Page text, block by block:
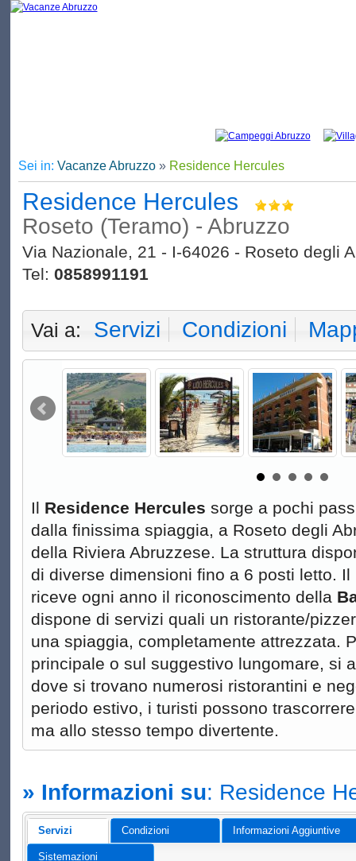
Sei in: Vacanze Abruzzo» Residence Hercules
Residence Hercules
Roseto (Teramo) - Abruzzo
Via Nazionale, 21 - I-64026 - Roseto degli
Tel: 0858991191
Vai a: Servizi Condizioni
Il Residence Hercules sorge a pochi
dalla finissima spiaggia, a Roseto degli
della Riviera Abruzzese. La struttura
di diverse dimensioni fino a 6 posti letto.
riceve ogni anno il riconoscimento della
dispone di servizi quali un ristorante/
una spiaggia, completamente attrezzata.
principale o sul suggestivo lungomare, si
dove si trovano numerosi ristorantini e
periodo estivo, i turisti possono
ma allo stesso tempo divertente.
» Informazioni su: Residence
Servizi Condizioni Informazioni Aggiuntive
Sistemazioni